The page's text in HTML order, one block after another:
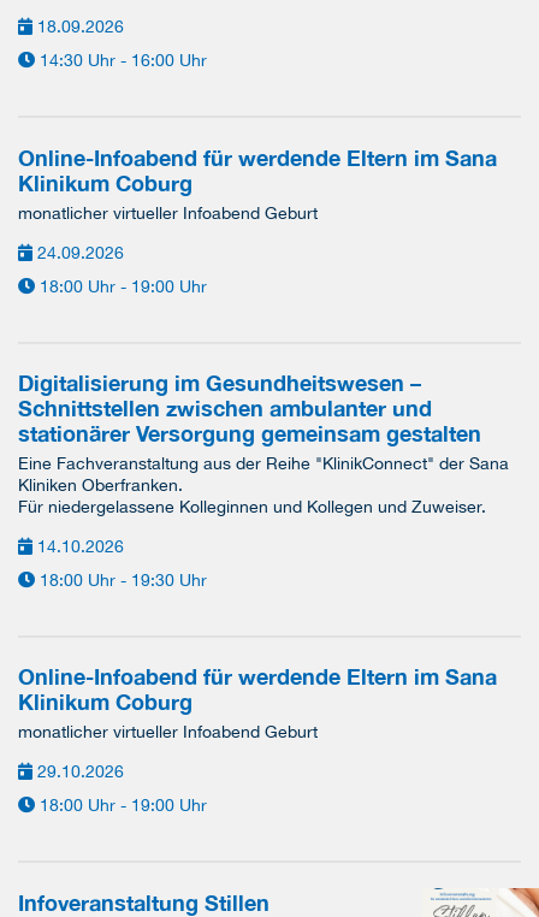
18.09.2026
14:30 Uhr - 16:00 Uhr
Online-Infoabend für werdende Eltern im Sana
Klinikum Coburg
monatlicher virtueller Infoabend Geburt
24.09.2026
18:00 Uhr - 19:00 Uhr
Digitalisierung im Gesundheitswesen –
Schnittstellen zwischen ambulanter und
stationärer Versorgung gemeinsam gestalten
Eine Fachveranstaltung aus der Reihe "KlinikConnect" der Sana
Kliniken Oberfranken.
Für niedergelassene Kolleginnen und Kollegen und Zuweiser.
14.10.2026
18:00 Uhr - 19:30 Uhr
Online-Infoabend für werdende Eltern im Sana
Klinikum Coburg
monatlicher virtueller Infoabend Geburt
29.10.2026
18:00 Uhr - 19:00 Uhr
Infoveranstaltung Stillen